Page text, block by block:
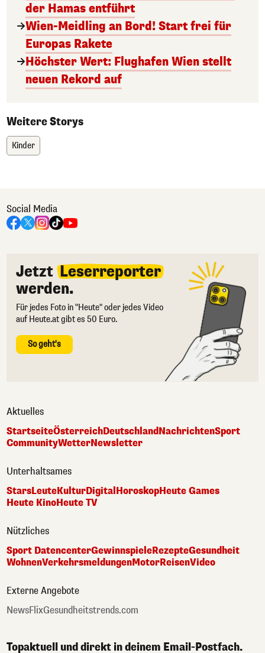
der Hamas entführt
Wien-Meidling an Bord! Start frei für
Europas Rakete
Höchster Wert: Flughafen Wien stellt
neuen Rekord auf
Weitere Storys
Kinder
Social Media
Jetzt Leserreporter
werden.
Für jedes Foto in "Heute" oder jedes Video
auf Heute.at gibt es 50 Euro.
So geht's
Aktuelles
StartseiteÖsterreichDeutschlandNachrichtenSport
CommunityWetterNewsletter
Unterhaltsames
StarsLeuteKulturDigitalHoroskopHeute Games
Heute KinoHeute TV
Nützliches
Sport DatencenterGewinnspieleRezepteGesundheit
WohnenVerkehrsmeldungenMotorReisenVideo
Externe Angebote
NewsFlixGesundheitstrends.com
Topaktuell und direkt in deinem Email-Postfach.